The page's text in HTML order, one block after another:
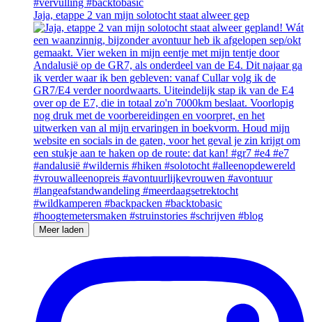
Jaja, etappe 2 van mijn solotocht staat alweer gep
Meer laden